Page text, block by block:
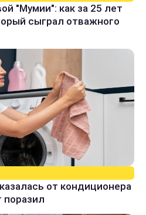
"Мумии": как за 25 лет
сыграл отважного
от кондиционера
поразил